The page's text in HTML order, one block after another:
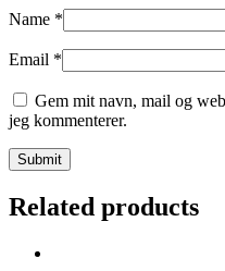
Name *
Email *
Gem mit navn, mail og
jeg kommenterer.
Related products